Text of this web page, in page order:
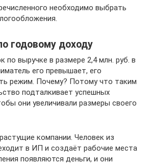
необходимо выбрать
годовому доходу
выручке в размере 2,4 млн. руб. в
его превышает, его
режим. Почему? Потому что таким
подталкивает успешных
они увеличивали размеры своего
компании. Человек из
в ИП и создаёт рабочие места
появляются деньги, и они